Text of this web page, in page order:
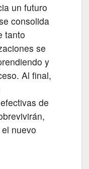
un futuro
consolida
tanto
se
y
Al final,
de
nuevo